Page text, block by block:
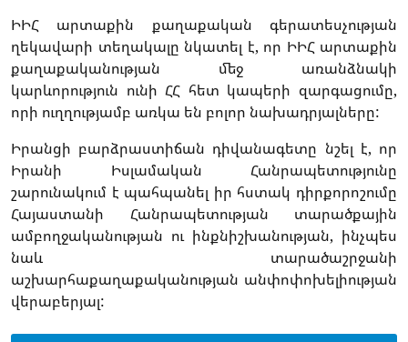
ԻԻՀ արտաքին քաղաքական գերատեսչության
ղեկավարի տեղակալը նկատել է, որ ԻԻՀ արտաքին
քաղաքականության մեջ առանձնակի
կարևորություն ունի ՀՀ հետ կապերի զարգացումը,
որի ուղղությամբ առկա են բոլոր նախադրյալները:
Իրանցի բարձրաստիճան դիվանագետը նշել է, որ
Իրանի Իսլամական Հանրապետությունը
շարունակում է պահպանել իր հստակ դիրքորոշումը
Հայաստանի Հանրապետության տարածքային
ամբողջականության ու ինքնիշխանության, ինչպես
նաև տարածաշրջանի
աշխարհաքաղաքականության անփոփոխելիության
վերաբերյալ: